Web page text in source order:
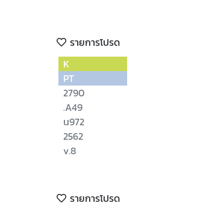
รายการโปรด
K
PT
2790
.A49
น972
2562
v.8
รายการโปรด